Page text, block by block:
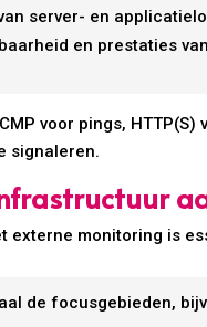
server- en
en prestaties
voor pings,
signaleren.
externe monitoring is
de focusgebieden,